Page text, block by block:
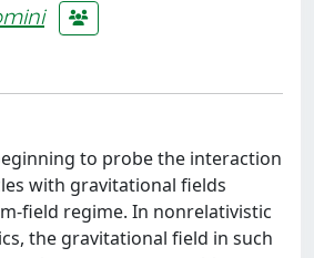
to probe the interaction
with gravitational fields
field regime. In nonrelativistic
the gravitational field in such